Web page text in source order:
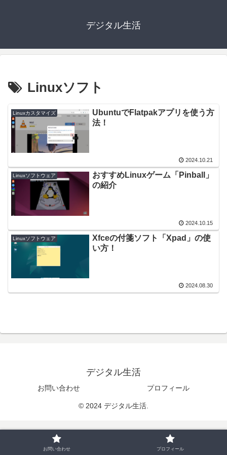
デジタル生活
Linuxソフト
Linuxカスタマイズ
UbuntuでFlatpakアプリを使う方
法！
2024.10.21
Linuxソフトウェア
おすすめLinuxゲーム「Pinball」
の紹介
2024.10.15
Linuxソフトウェア
Xfceの付箋ソフト「Xpad」の使
い方！
2024.08.30
デジタル生活
お問い合わせ プロフィール
© 2024 デジタル生活.
お問い合わせ プロフィール